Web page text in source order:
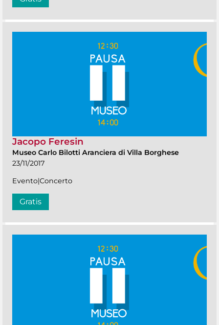
Jacopo Feresin
Museo Carlo Bilotti Aranciera di Villa Borghese
23/11/2017
Evento|Concerto
Gratis